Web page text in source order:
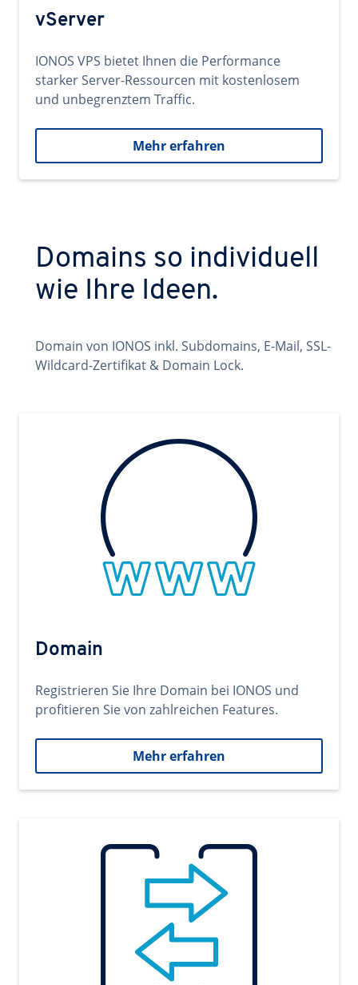
vServer
IONOS VPS bietet Ihnen die Performance
starker Server-Ressourcen mit kostenlosem
und unbegrenztem Traffic.
Mehr erfahren
Domains so individuell
wie Ihre Ideen.
Domain von IONOS inkl. Subdomains, E-Mail, SSL-
Wildcard-Zertifikat & Domain Lock.
Domain
Registrieren Sie Ihre Domain bei IONOS und
profitieren Sie von zahlreichen Features.
Mehr erfahren